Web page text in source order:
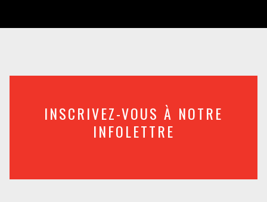
INSCRIVEZ-VOUS À NOTRE
INFOLETTRE